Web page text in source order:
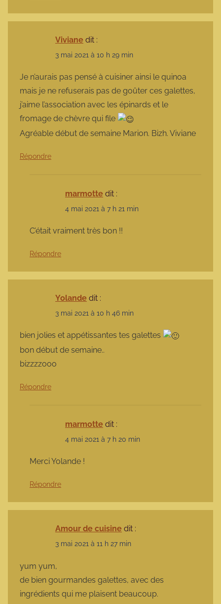
Viviane dit :
3 mai 2021 à 10 h 29 min
Je n’aurais pas pensé à cuisiner ainsi le quinoa
mais je ne refuserais pas de goûter ces galettes,
j’aime l’association avec les épinards et le
fromage de chèvre qui file
Agréable début de semaine Marion. Bizh. Viviane
Répondre
marmotte dit :
4 mai 2021 à 7 h 21 min
C’était vraiment très bon !!
Répondre
Yolande dit :
3 mai 2021 à 10 h 46 min
bien jolies et appétissantes tes galettes
bon début de semaine..
bizzzzooo
Répondre
marmotte dit :
4 mai 2021 à 7 h 20 min
Merci Yolande !
Répondre
Amour de cuisine dit :
3 mai 2021 à 11 h 27 min
yum yum,
de bien gourmandes galettes, avec des
ingrédients qui me plaisent beaucoup.